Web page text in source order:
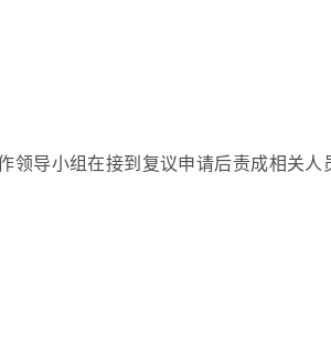
领导小组在接到复议申请后责成相关人